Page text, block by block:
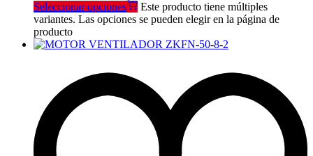
Seleccionar opciones
Este producto tiene múltiples
variantes. Las opciones se pueden elegir en la página de
producto